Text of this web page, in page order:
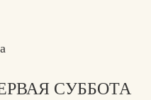
СУББОТА